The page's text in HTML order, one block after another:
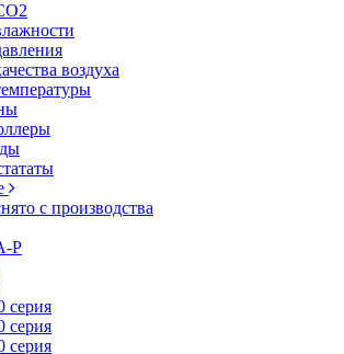
воздуха
с производства
P
серия
серия
серия